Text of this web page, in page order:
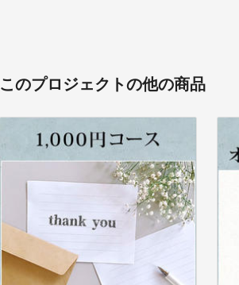
このプロジェクトの他の商品